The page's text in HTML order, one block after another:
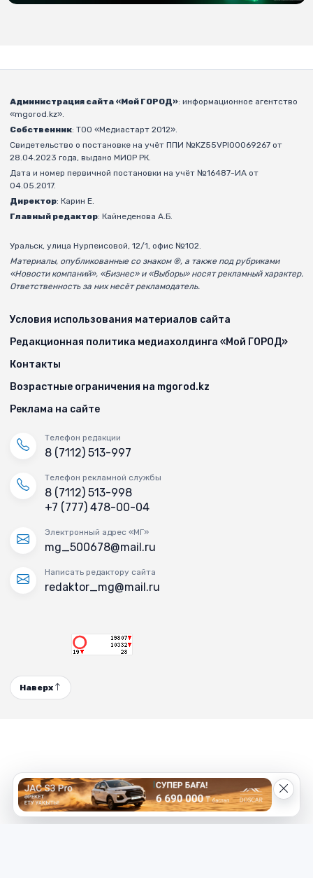
Администрация сайта «Мой ГОРОД»: информационное агентство
«mgorod.kz».
Собственник: ТОО «Медиастарт 2012».
Свидетельство о постановке на учёт ППИ №KZ55VPI00069267 от
28.04.2023 года, выдано МИОР РК.
Дата и номер первичной постановки на учёт №16487-ИА от
04.05.2017.
Директор: Карин Е.
Главный редактор: Кайнеденова А.Б.
Уральск, улица Нурпеисовой, 12/1, офис №102.
Материалы, опубликованные со знаком ®, а также под рубриками
«Новости компаний», «Бизнес» и «Выборы» носят рекламный характер.
Ответственность за них несёт рекламодатель.
Условия использования материалов сайта
Редакционная политика медиахолдинга «Мой ГОРОД»
Контакты
Возрастные ограничения на mgorod.kz
Реклама на сайте
Телефон редакции
8 (7112) 513-997
Телефон рекламной службы
8 (7112) 513-998
+7 (777) 478-00-04
Электронный адрес «МГ»
mg_500678@mail.ru
Написать редактору сайта
redaktor_mg@mail.ru
Наверх